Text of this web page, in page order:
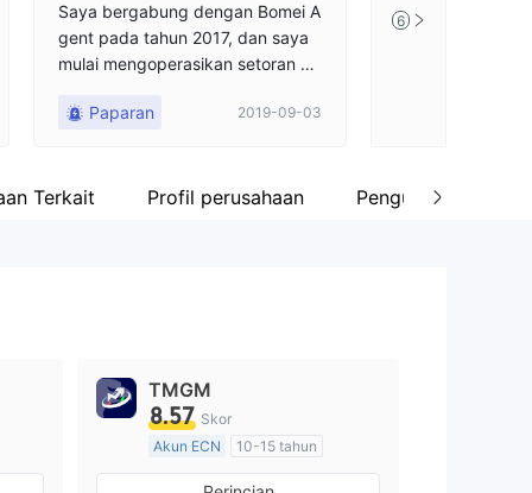
Saya bergabung dengan Bomei A
gent pada tahun 2017, dan saya
mulai mengoperasikan setoran no
ada bulan Februari 2018, saya tid
dari 70.000 dolar AS.
Paparan 2019-09-03
6
Terkait Profil perusahaan Pengungkapan
TMGM
8.57 Skor
Akun ECN
10-15 tahun
Diatur di Australia